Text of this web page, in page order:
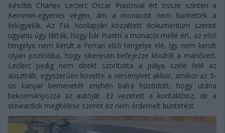
Később Charles Leclerc Oscar Piastrival ért össze szintén a
Kemmel-egyenes végén, ám a monacóit nem büntették a
felügyelők. Az FIA honlapján közzétett dokumentum szerint
ugyanis úgy látták, hogy bár Piastri a monacói mellé ért, az első
tengelye nem került a Ferrari első tengelye elé, így nem került
olyan pozícióba, hogy sikeresen befejezze kívülről a manővert.
Leclerc pedig nem direkt szorította a pálya széle felé az
ausztrált, egyszerűen követte a versenyívet akkor, amikor az 5-
ös kanyar bemenetét enyhén balra húzódott, hogy utána
bekormányozza az autóját. Ez vezetett a kontakthoz, de a
stewardok megítélése szerint ez nem érdemelt büntetést.